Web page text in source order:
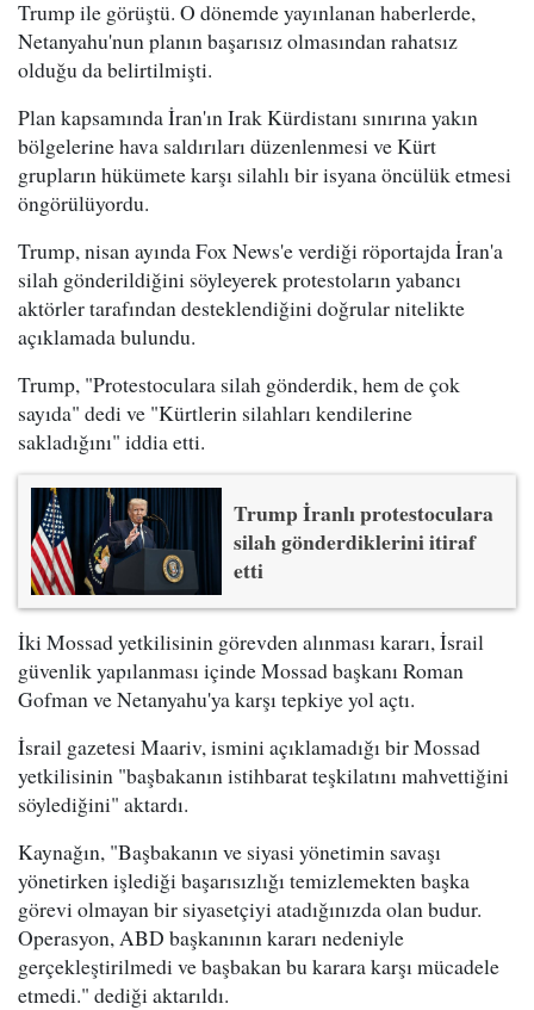
Trump ile görüştü. O dönemde yayınlanan haberlerde,
Netanyahu'nun planın başarısız olmasından rahatsız
olduğu da belirtilmişti.
Plan kapsamında İran'ın Irak Kürdistanı sınırına yakın
bölgelerine hava saldırıları düzenlenmesi ve Kürt
grupların hükümete karşı silahlı bir isyana öncülük etmesi
öngörülüyordu.
Trump, nisan ayında Fox News'e verdiği röportajda İran'a
silah gönderildiğini söyleyerek protestoların yabancı
aktörler tarafından desteklendiğini doğrular nitelikte
açıklamada bulundu.
Trump, "Protestoculara silah gönderdik, hem de çok
sayıda" dedi ve "Kürtlerin silahları kendilerine
sakladığını" iddia etti.
Trump İranlı protestoculara
silah gönderdiklerini itiraf
etti
İki Mossad yetkilisinin görevden alınması kararı, İsrail
güvenlik yapılanması içinde Mossad başkanı Roman
Gofman ve Netanyahu'ya karşı tepkiye yol açtı.
İsrail gazetesi Maariv, ismini açıklamadığı bir Mossad
yetkilisinin "başbakanın istihbarat teşkilatını mahvettiğini
söylediğini" aktardı.
Kaynağın, "Başbakanın ve siyasi yönetimin savaşı
yönetirken işlediği başarısızlığı temizlemekten başka
görevi olmayan bir siyasetçiyi atadığınızda olan budur.
Operasyon, ABD başkanının kararı nedeniyle
gerçekleştirilmedi ve başbakan bu karara karşı mücadele
etmedi." dediği aktarıldı.